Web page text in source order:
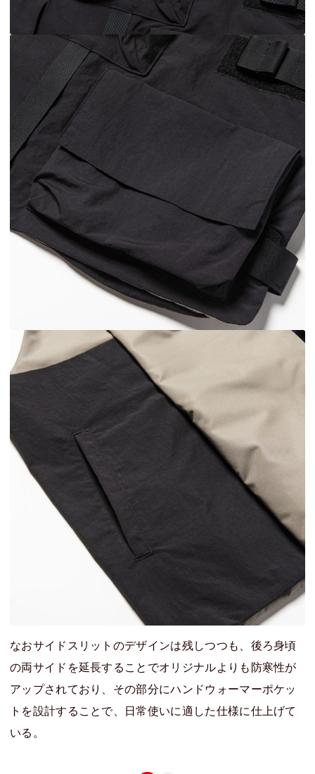
なおサイドスリットのデザインは残しつつも、後ろ身頃
の両サイドを延長することでオリジナルよりも防寒性が
アップされており、その部分にハンドウォーマーポケッ
トを設計することで、日常使いに適した仕様に仕上げて
いる。